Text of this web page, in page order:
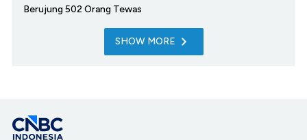
Berujung 502 Orang Tewas
SHOW MORE